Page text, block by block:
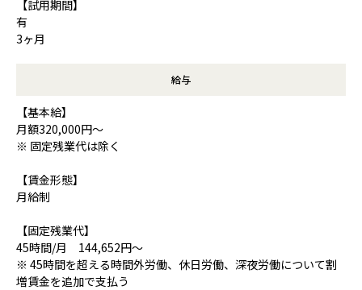
【試用期間】
有
3ヶ月
給与
【基本給】
月額320,000円～
※ 固定残業代は除く
【賃金形態】
月給制
【固定残業代】
45時間/月 144,652円～
※ 45時間を超える時間外労働、休日労働、深夜労働について割
増賃金を追加で支払う